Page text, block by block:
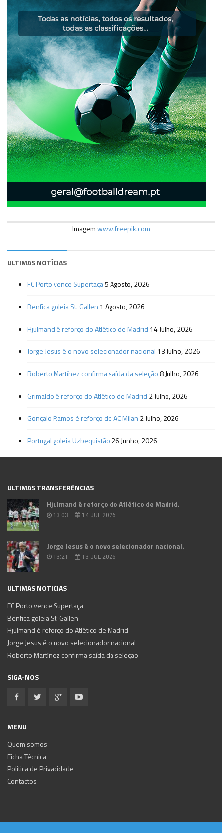
Imagemwww.freepik.com
ULTIMAS NOTÍCIAS
FC Porto vence Supertaça5 Agosto, 2026
Benfica goleia St. Gallen 1 Agosto, 2026
Hjulmand é reforço do Atlético de Madrid 14 Julho, 2026
Jorge Jesus é o novo selecionador nacional 13 Julho, 2026
Roberto Martínez confirma saída da seleção 8 Julho, 2026
Grimaldo é reforço do Atlético de Madrid 2 Julho, 2026
Gonçalo Ramos é reforço do AC Milan 2 Julho, 2026
Portugal goleia Uzbequistão 26 Junho, 2026
ULTIMAS TRANSFERÊNCIAS
Hjulmand é reforço do Atlético de Madrid.
13:03 14 JUL 2026
Jorge Jesus é o novo selecionador nacional.
13:21 13 JUL 2026
ULTIMAS NOTICIAS
FC Porto vence Supertaça
Benfica goleia St. Gallen
Hjulmand é reforço do Atlético de Madrid
Jorge Jesus é o novo selecionador nacional
Roberto Martínez confirma saída da seleção
SIGA-NOS
MENU
Quem somos
Ficha Técnica
Politica de Privacidade
Contactos